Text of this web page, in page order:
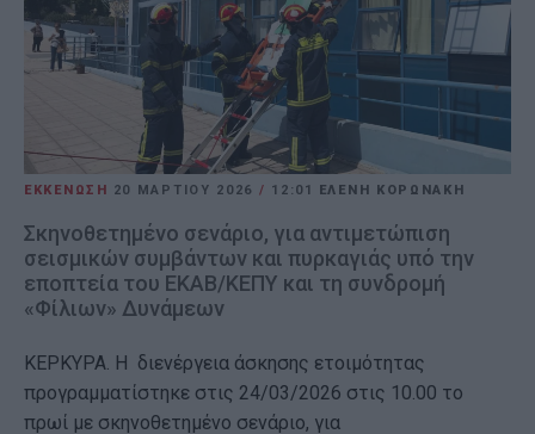
ΕΚΚΕΝΩΣΗ 20 ΜΑΡΤΊΟΥ 2026 / 12:01 ΕΛΕΝΗ ΚΟΡΩΝΑΚΗ
Σκηνοθετημένο σενάριο, για αντιμετώπιση
σεισμικών συμβάντων και πυρκαγιάς υπό την
εποπτεία του ΕΚΑΒ/ΚΕΠΥ και τη συνδρομή
«Φίλιων» Δυνάμεων
ΚΕΡΚΥΡΑ. Η διενέργεια άσκησης ετοιμότητας
προγραμματίστηκε στις 24/03/2026 στις 10.00 το
πρωί με σκηνοθετημένο σενάριο, για